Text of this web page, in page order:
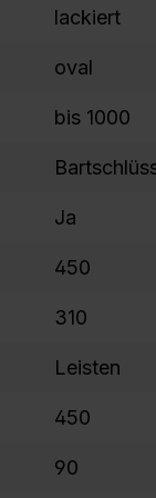
lackiert
oval
bis 1000
Ja
450
310
Leisten
450
90